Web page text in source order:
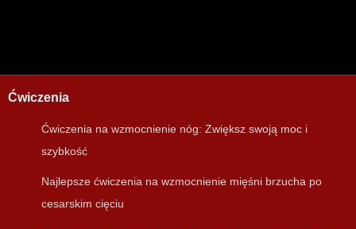
Ćwiczenia
Ćwiczenia na wzmocnienie nóg: Zwiększ swoją moc i
szybkość
Najlepsze ćwiczenia na wzmocnienie mięśni brzucha po
cesarskim cięciu